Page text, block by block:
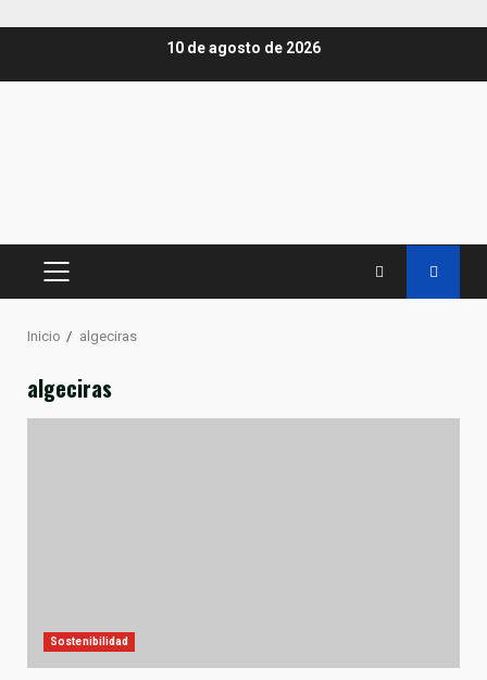
10 de agosto de 2026
MENÚ
Inicio algeciras
algeciras
Sostenibilidad